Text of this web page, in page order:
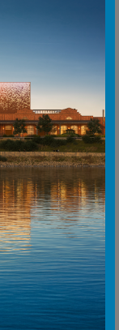
Cafés
auf den
gelegen.
entspannter
und
Seite: